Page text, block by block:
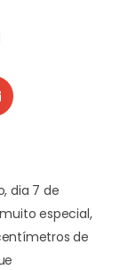
dia 7 de
especial,
de